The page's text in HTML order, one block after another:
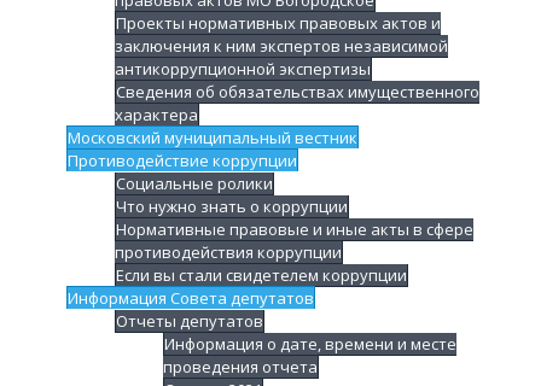
Проекты нормативных правовых актов и
заключения к ним экспертов независимой
антикоррупционной экспертизы
Сведения об обязательствах имущественного
характера
Московский муниципальный вестник
Противодействие коррупции
Социальные ролики
Что нужно знать о коррупции
Нормативные правовые и иные акты в сфере
противодействия коррупции
Если вы стали свидетелем коррупции
Информация Совета депутатов
Отчеты депутатов
Информация о дате, времени и месте
проведения отчета